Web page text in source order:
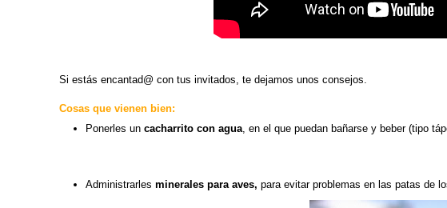
Si estás encantad@ con tus invitados, te dejamos unos consejos.
Cosas que vienen bien:
Ponerles un cacharrito con agua, en el que puedan bañarse y beber (tipo
Administrarles minerales para aves, para evitar problemas en las patas de